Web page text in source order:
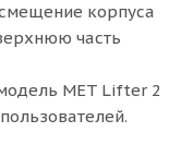
корпуса
часть
MET Lifter 2